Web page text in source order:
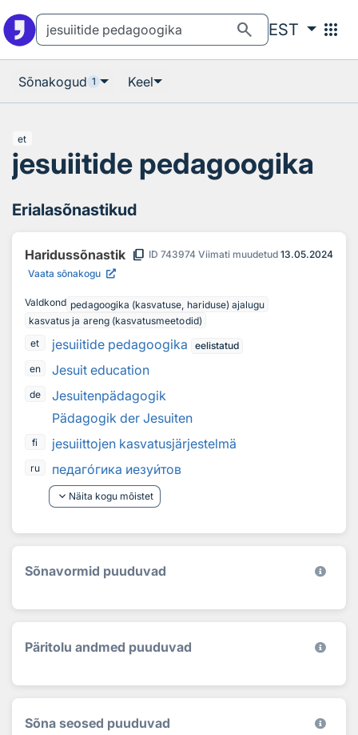
search EST apps
Sõnakogud 1 Keel
et
jesuiitide pedagoogika
Erialasõnastikud
Haridussõnastik content_copy ID 743974 Viimati muudetud 13.05.2024
Vaata sõnakogu
Valdkond pedagoogika (kasvatuse, hariduse) ajalugu
kasvatus ja areng (kasvatusmeetodid)
et
jesuiitide pedagoogika
eelistatud
en
Jesuit education
de
Jesuitenpädagogik
Pädagogik der Jesuiten
fi jesuiittojen kasvatusjärjestelmä
ru педагогика иезуитов
keyboard_arrow_down Näita kogu mõistet
Sõnavormid puuduvad
Päritolu andmed puuduvad
Sõna seosed puuduvad